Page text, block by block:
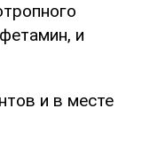
и
и в месте